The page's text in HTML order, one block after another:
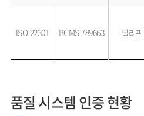
ISO 22301 BCMS 789663 필리핀
품질 시스템 인증 현황